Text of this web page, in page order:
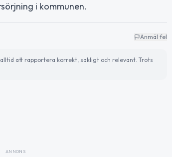
i kommunen.
Anmäl fel
att rapportera korrekt, sakligt och relevant. Trots
ANNONS